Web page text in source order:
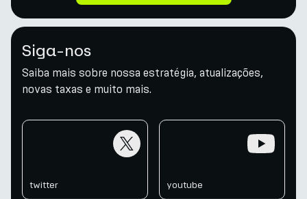
Siga-nos
Saiba mais sobre nossa estratégia, atualizações,
novas taxas e muito mais.
twitter youtube